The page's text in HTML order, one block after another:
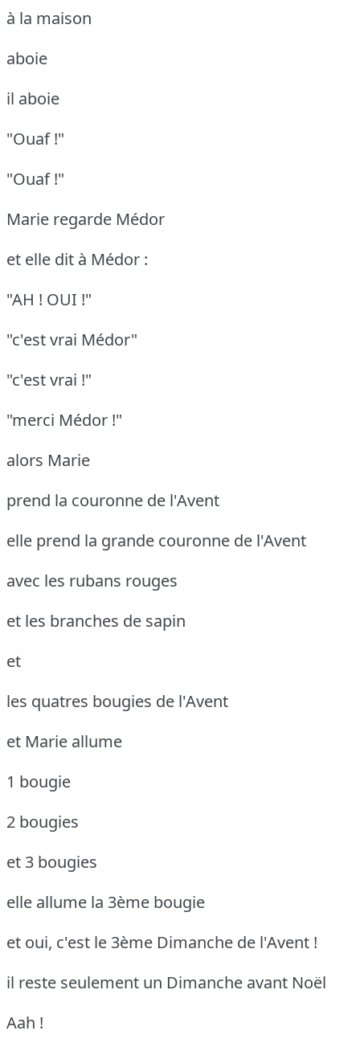
à la maison
aboie
il aboie
"Ouaf !"
"Ouaf !"
Marie regarde Médor
et elle dit à Médor :
"AH ! OUI !"
"c'est vrai Médor"
"c'est vrai !"
"merci Médor !"
alors Marie
prend la couronne de l'Avent
elle prend la grande couronne de l'Avent
avec les rubans rouges
et les branches de sapin
et
les quatres bougies de l'Avent
et Marie allume
1 bougie
2 bougies
et 3 bougies
elle allume la 3ème bougie
et oui, c'est le 3ème Dimanche de l'Avent !
il reste seulement un Dimanche avant Noël
Aah !